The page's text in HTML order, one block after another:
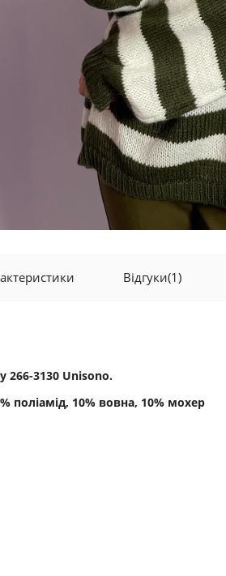
Відгуки(1)
266-3130 Unisono.
поліамід, 10% вовна, 10% мохер